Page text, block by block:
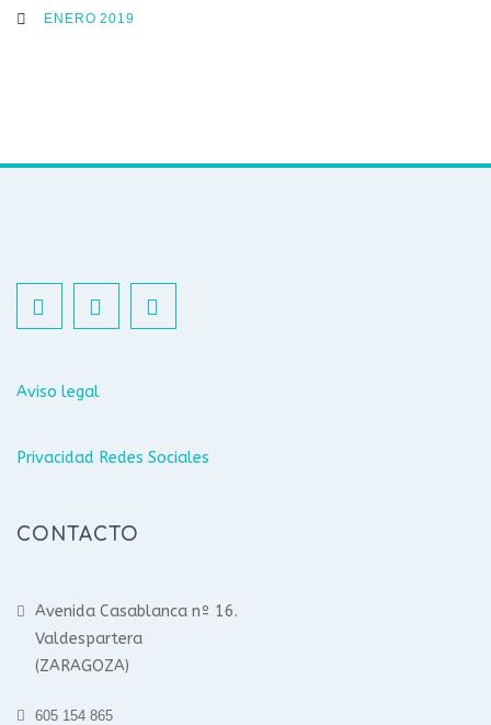
ENERO 2019
Aviso legal
Privacidad Redes Sociales
CONTACTO
Avenida Casablanca nº 16.
Valdespartera
(ZARAGOZA)
605 154 865